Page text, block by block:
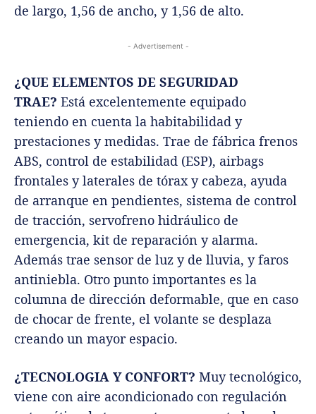
de largo, 1,56 de ancho, y 1,56 de alto.
- Advertisement -
¿QUE ELEMENTOS DE SEGURIDAD
TRAE? Está excelentemente equipado
teniendo en cuenta la habitabilidad y
prestaciones y medidas. Trae de fábrica frenos
ABS, control de estabilidad (ESP), airbags
frontales y laterales de tórax y cabeza, ayuda
de arranque en pendientes, sistema de control
de tracción, servofreno hidráulico de
emergencia, kit de reparación y alarma.
Además trae sensor de luz y de lluvia, y faros
antiniebla. Otro punto importantes es la
columna de dirección deformable, que en caso
de chocar de frente, el volante se desplaza
creando un mayor espacio.
¿TECNOLOGIA Y CONFORT? Muy tecnológico,
viene con aire acondicionado con regulación